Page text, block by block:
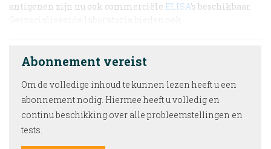
antigenen zijn nu ook commerciële ELISA’s beschikbaar.
Abonnement vereist
Om de volledige inhoud te kunnen lezen heeft u een
abonnement nodig. Hiermee heeft u volledig en
continu beschikking over alle probleemstellingen en
tests.